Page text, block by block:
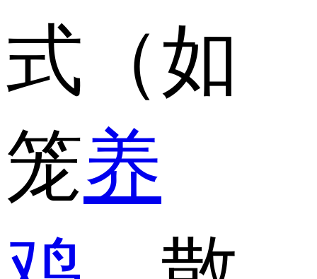
式（如
笼养